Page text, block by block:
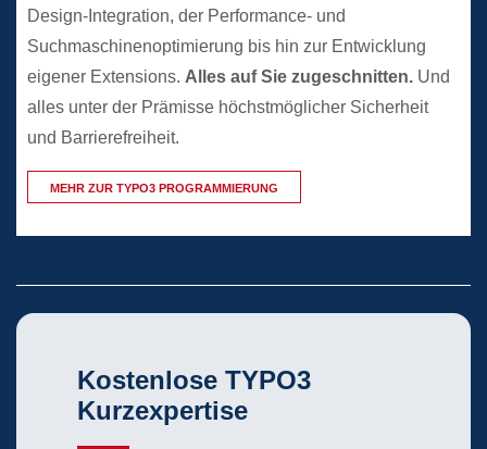
Design-Integration, der Performance- und
Suchmaschinenoptimierung bis hin zur Entwicklung
eigener Extensions. Alles auf Sie zugeschnitten. Und
alles unter der Prämisse höchstmöglicher Sicherheit
und Barrierefreiheit.
MEHR ZUR TYPO3 PROGRAMMIERUNG
Kostenlose TYPO3
Kurzexpertise